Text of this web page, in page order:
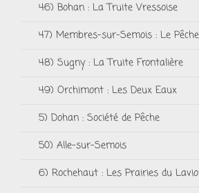
46) Bohan : La Truite Vressoise
47) Membres-sur-Semois : Le
48) Sugny : La Truite Frontalière
49) Orchimont : Les Deux Eaux
5) Dohan : Société de Pêche
50) Alle-sur-Semois
6) Rochehaut : Les Prairies du